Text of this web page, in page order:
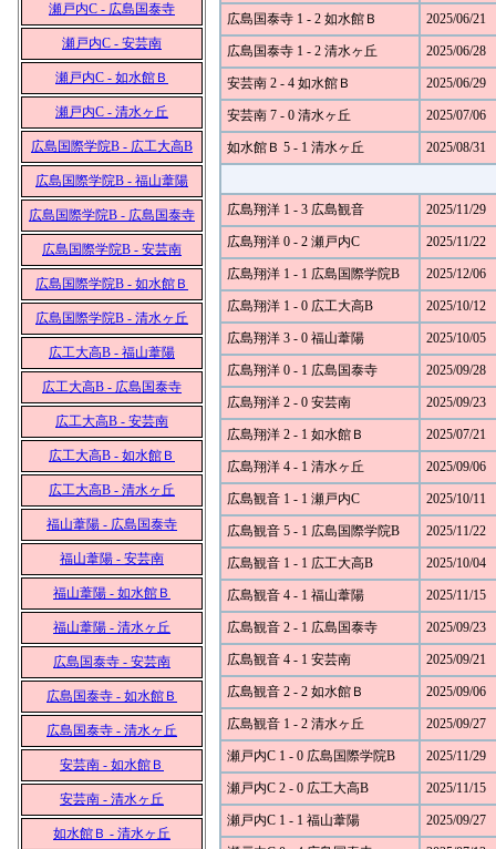
瀬戸内C - 広島国泰寺
瀬戸内C - 安芸南
瀬戸内C - 如水館Ｂ
瀬戸内C - 清水ヶ丘
広島国際学院B - 広工大高B
広島国際学院B - 福山葦陽
広島国際学院B - 広島国泰寺
広島国際学院B - 安芸南
広島国際学院B - 如水館Ｂ
広島国際学院B - 清水ヶ丘
広工大高B - 福山葦陽
広工大高B - 広島国泰寺
広工大高B - 安芸南
広工大高B - 如水館Ｂ
広工大高B - 清水ヶ丘
福山葦陽 - 広島国泰寺
福山葦陽 - 安芸南
福山葦陽 - 如水館Ｂ
福山葦陽 - 清水ヶ丘
広島国泰寺 - 安芸南
広島国泰寺 - 如水館Ｂ
広島国泰寺 - 清水ヶ丘
安芸南 - 如水館Ｂ
安芸南 - 清水ヶ丘
如水館Ｂ - 清水ヶ丘
広島国泰寺 1 - 2 如水館Ｂ 2025/06/21
広島国泰寺 1 - 2 清水ヶ丘 2025/06/28
安芸南 2 - 4 如水館Ｂ 2025/06/29
安芸南 7 - 0 清水ヶ丘 2025/07/06
如水館Ｂ 5 - 1 清水ヶ丘 2025/08/31
広島翔洋 1 - 3 広島観音 2025/11/29
広島翔洋 0 - 2 瀬戸内C 2025/11/22
広島翔洋 1 - 1 広島国際学院B 2025/12/06
広島翔洋 1 - 0 広工大高B 2025/10/12
広島翔洋 3 - 0 福山葦陽 2025/10/05
広島翔洋 0 - 1 広島国泰寺 2025/09/28
広島翔洋 2 - 0 安芸南 2025/09/23
広島翔洋 2 - 1 如水館Ｂ 2025/07/21
広島翔洋 4 - 1 清水ヶ丘 2025/09/06
広島観音 1 - 1 瀬戸内C 2025/10/11
広島観音 5 - 1 広島国際学院B 2025/11/22
広島観音 1 - 1 広工大高B 2025/10/04
広島観音 4 - 1 福山葦陽 2025/11/15
広島観音 2 - 1 広島国泰寺 2025/09/23
広島観音 4 - 1 安芸南 2025/09/21
広島観音 2 - 2 如水館Ｂ 2025/09/06
広島観音 1 - 2 清水ヶ丘 2025/09/27
瀬戸内C 1 - 0 広島国際学院B 2025/11/29
瀬戸内C 2 - 0 広工大高B 2025/11/15
瀬戸内C 1 - 1 福山葦陽 2025/09/27